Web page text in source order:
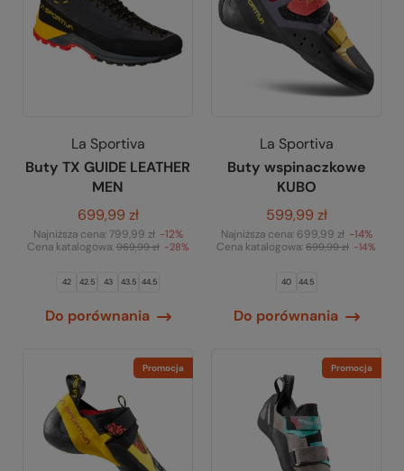
La Sportiva
Buty TX GUIDE LEATHER
MEN
699,99 zł
Najniższa cena: 799,99 zł -12%
Cena katalogowa:969,99 zł -28%
42 42.5 43 43.5 44.5
Do porównania
La Sportiva
Buty wspinaczkowe
KUBO
599,99 zł
Najniższa cena: 699,99 zł -14%
Cena katalogowa: 699,99 zł -14%
40 44.5
Do porównania
Promocja Promocja